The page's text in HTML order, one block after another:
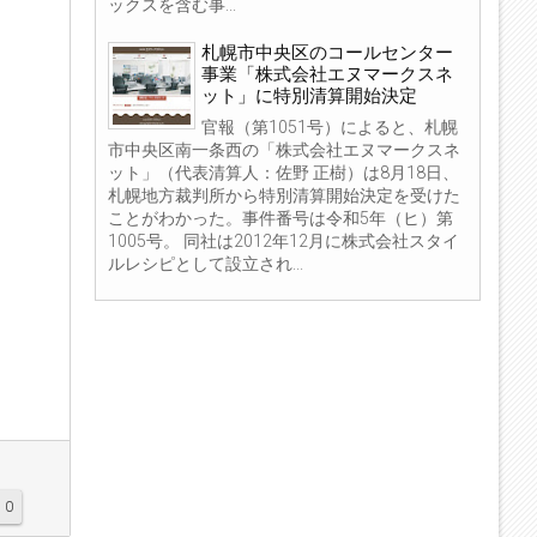
0
ックスを含む事...
札幌市中央区のコールセンター
事業「株式会社エヌマークスネ
ット」に特別清算開始決定
官報（第1051号）によると、札幌
市中央区南一条西の「株式会社エヌマークスネ
ット」（代表清算人：佐野 正樹）は8月18日、
札幌地方裁判所から特別清算開始決定を受けた
ことがわかった。事件番号は令和5年（ヒ）第
1005号。 同社は2012年12月に株式会社スタイ
ルレシピとして設立され...